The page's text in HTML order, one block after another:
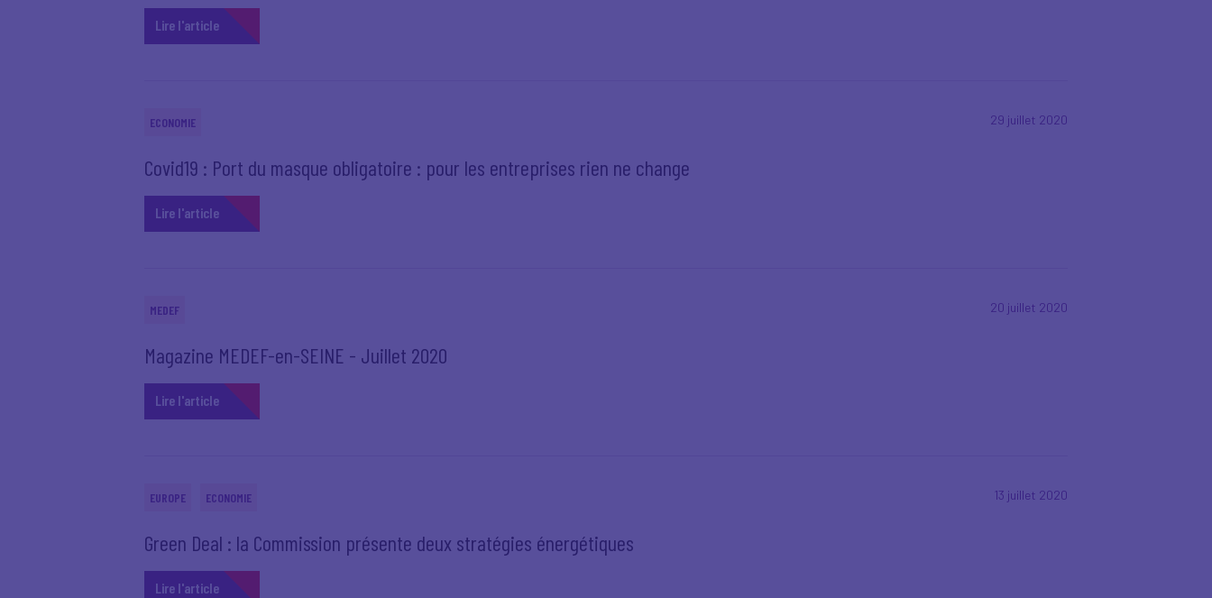
Lire l'article
29 juillet 2020
ECONOMIE
Covid19 : Port du masque obligatoire : pour les entreprises rien ne change
Lire l'article
20 juillet 2020
MEDEF
Magazine MEDEF-en-SEINE - Juillet 2020
Lire l'article
13 juillet 2020
EUROPE ECONOMIE
Green Deal : la Commission présente deux stratégies énergétiques
Lire l'article